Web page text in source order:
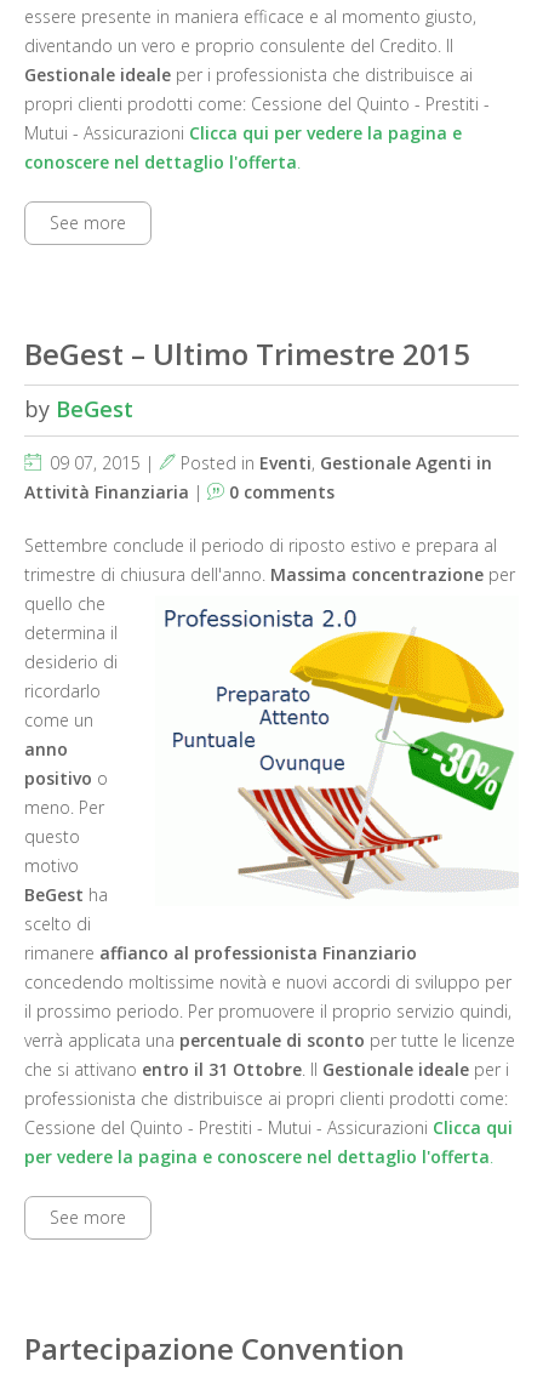
essere presente in maniera efficace e al momento giusto,
diventando un vero e proprio consulente del Credito. Il
Gestionale ideale per i professionista che distribuisce ai
propri clienti prodotti come: Cessione del Quinto - Prestiti -
Mutui - Assicurazioni Clicca qui per vedere la pagina e
conoscere nel dettaglio l'offerta
See more
BeGest – Ultimo Trimestre 2015
by BeGest
09 07, 2015 | Posted in Eventi, Gestionale Agenti in
Attività Finanziaria | 0 comments
Settembre conclude il periodo di riposto estivo e prepara al
trimestre di chiusura dell'anno. Massima concentrazione per
quello che
determina il
desiderio di
ricordarlo
come un
anno
positivo o
meno. Per
questo
motivo
BeGest ha
scelto di
rimanere affianco al professionista Finanziario
concedendo moltissime novità e nuovi accordi di sviluppo per
il prossimo periodo. Per promuovere il proprio servizio quindi,
verrà applicata una percentuale di sconto per tutte le licenze
che si attivano entro il 31 Ottobre . Il Gestionale ideale per i
professionista che distribuisce ai propri clienti prodotti come:
Cessione del Quinto - Prestiti - Mutui - Assicurazioni Clicca qui
per vedere la pagina e conoscere nel dettaglio l'offerta
See more
Partecipazione Convention